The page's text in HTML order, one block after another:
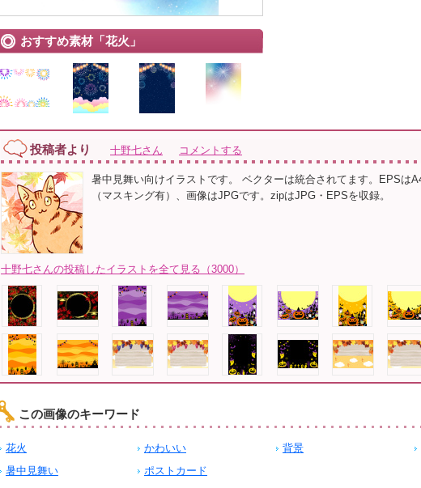
おすすめ素材「花火」
投稿者より 十野七さん コメントする
暑中見舞い向けイラストです。 ベクターは統合されてます。EPSは
（マスキング有）、画像はJPGです。zipはJPG・EPSを収録。
十野七さんの投稿したイラストを全て見る（3000）
この画像のキーワード
花火 かわいい 背景
暑中見舞い
ポストカード